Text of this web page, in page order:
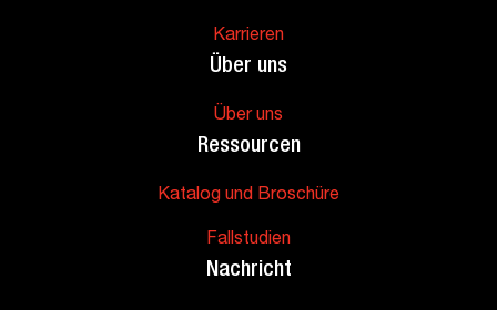
Karrieren
Über uns
Über uns
Ressourcen
Katalog und Broschüre
Fallstudien
Nachricht